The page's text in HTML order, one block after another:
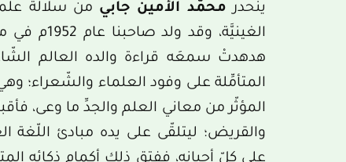
ينحدر محمّد الأمين جابي من سلالة
الغينيَّة،
هدهدتْ سمعَه قراءة والده العالم
المتأمِّلة على وفود العلماء والشّعراء؛
المؤثّر من معاني العلم والجدِّ ما وعى،
والقريض؛ ليتلقّى على يده مبادئ اللّغة
على كلّ أحيانه، ففتق ذلك أكمام ذكائه